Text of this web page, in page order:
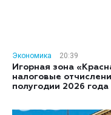
Экономика
20:39
Игорная зона
налоговые
полугодии 2026 года